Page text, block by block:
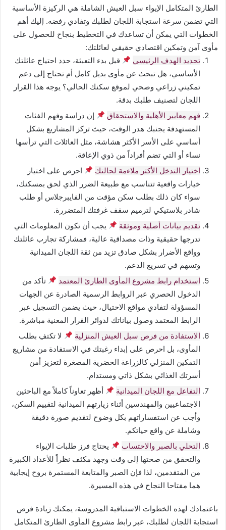
الطارئ المتكامل الإيواء سبل العيش الشاملة هي الركيزة الأساسية
التي تضمن سرعة استجابة اللجان لطلبك وتفادي رفضه. إليك أهم
الخطوات التي يمكن أن تساعدك في التخطيط بنجاح للحصول على
مأوى آمن وتمكين اقتصادي حقيقي لعائلتك:
تحديد الهدف الرئيسي
قبل بدء التعبئة، حدد احتياج عائلتك
الأساسي، هل تبحث عن مأوى بديل كامل أم تحتاج إلى دعم
تمكيني زراعي وصحي لموقع سكنك الحالي؟ يوجه هذا القرار
اللجان لتصنيف طلبك بدقة.
فهم معايير الأهلية والاستحقاق
إن دراسة وفهم الفئات
المستهدفة يجنبك هدر الوقت، حيث تركز المشاريع بشكل
أساسي على الأسر الأكثر هشاشة، مثل العائلات التي ترأسها
نساء أو التي تضم أفراداً من ذوي الإعاقة.
اختيار التدخل الأكثر ملاءمة لحالتك
احرص على اختيار
خيارات واقعية تتناسب مع طبيعة الضرر الذي لحق بمسكنك،
سواء كان ذلك بطلب سكن مؤقت من الفايبرجلاس أو طلب
شادر بلاستيكي لترميم سقف غرفتك المتضررة.
تقديم بيانات أصلية وموثقة
يجب أن تكون المعلومات التي
تدرجها حقيقية وذات مصداقية عالية، فمشاركة تجارب عائلتك
وواقع الأضرار بشكل صادق تزيد من ثقة اللجان الميدانية
وتسهم في تسريع الدعم.
استخدام رابط مشروع المأوى الطارئ المعتمد
تأكد من
الدخول الحصري عبر الروابط الرسمية الصادرة عن الجهات
المسؤولة لتفادي مواقع الاحتيال، حيث يضمن التسجيل عبر
الرابط المعتمد وصول بياناتك لدوائر القرار المعنية مباشرة.
الاستفادة من فرص سبل العيش المنزلية
لا تكتفِ بطلب
المأوى، بل احرص على إبداء رغبتك في الاستفادة من مشاريع
التمكين المنزلي كالزراعة الحضرية المصغرة لتعزيز أمن
أسرتك الغذائي بشكل ذاتي ومستدام.
التفاعل مع اللجان الميدانية
أظهر تعاوناً كاملاً مع الباحثين
الاجتماعيين والمهندسين أثناء زيارتهم الميدانية لتقييم السكن،
وأجب عن استفساراتهم بكل وضوح لتقديم صورة دقيقة
وشاملة عن واقع حياتكم.
التحلي بالصبر والاحتساب
يحتاج فرز طلبات الإيواء
والتحقق من صحتها إلى وقت وجهد مكثف نظراً للأعداد الكبيرة
من المتقدمين، لذا فإن الصبر والمتابعة المستمرة بروح إيجابية
هما مفتاحا النجاح في هذه المسيرة.
باعتمادك لهذه الخطوات الاستباقية المدروسة، يمكنك زيادة فرص
استجابة اللجان لطلبك، عبر رابط مشروع المأوى الطارئ المتكامل